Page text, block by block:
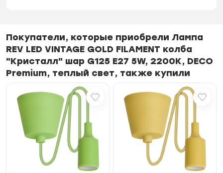
Покупатели, которые приобрели Лампа
REV LED VINTAGE GOLD FILAMENT колба
"Кристалл" шар G125 E27 5W, 2200K, DECO
Premium, теплый свет, также купили